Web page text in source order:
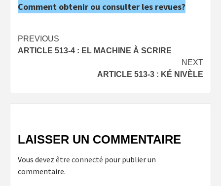
Comment obtenir ou consulter les revues?
Post
navigation
PREVIOUS
ARTICLE 513-4 : EL MACHINE À SCRIRE
NEXT
ARTICLE 513-3 : KÉ NIVÈLE
LAISSER UN COMMENTAIRE
Vous devez être connecté pour publier un
commentaire.